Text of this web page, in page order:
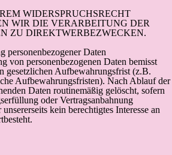
WIDERSPRUCHSRECHT
WIR DIE VERARBEITUNG DER
ZU DIREKTWERBEZWECKEN.
personenbezogener Daten
von personenbezogenen Daten bemisst
gesetzlichen Aufbewahrungsfrist (z.B.
Aufbewahrungsfristen). Nach Ablauf der
Daten routinemäßig gelöscht, sofern
oder Vertragsanbahnung
kein berechtigtes Interesse an